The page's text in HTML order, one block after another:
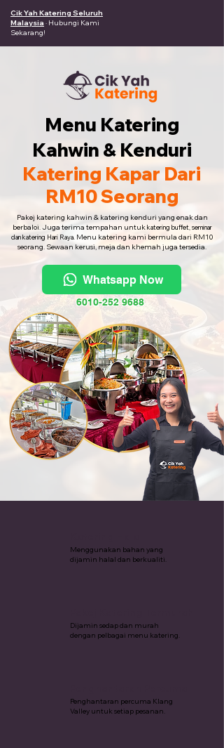
Cik Yah Katering Seluruh
Malaysia · Hubungi Kami
Sekarang!
Menu Katering
Kahwin & Kenduri
Katering Kapar Dari
RM10 Seorang
Pakej katering kahwin & katering kenduri yang enak dan
berbaloi. Juga terima tempahan untukkatering buffet, seminar
dan katering Hari Raya. Menu katering kami bermula dari RM10
seorang. Sewaan kerusi, meja dan khemah juga tersedia.
Whatsapp Now
6010-252 9688
Menggunakan bahan yang
dijamin halal dan berkualiti.
Dijamin sedap dan murah
dengan pelbagai menu katering.
Penghantaran percuma Klang
Valley untuk setiap pesanan.